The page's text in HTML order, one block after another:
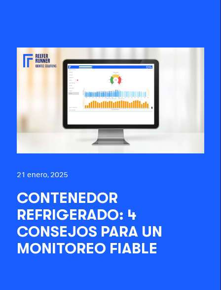
21 enero, 2025
CONTENEDOR
REFRIGERADO: 4
CONSEJOS PARA UN
MONITOREO FIABLE